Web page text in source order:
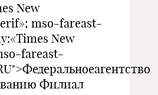
New
mso-fareast-
New
fareast-
Филиал